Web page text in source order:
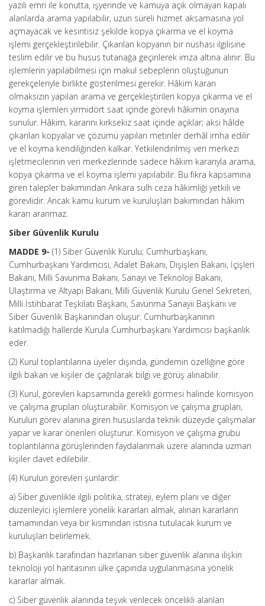
yazılı emri ile konutta, işyerinde ve kamuya açık olmayan kapalı
alanlarda arama yapılabilir, uzun süreli hizmet aksamasına yol
açmayacak ve kesintisiz şekilde kopya çıkarma ve el koyma
işlemi gerçekleştirilebilir. Çıkarılan kopyanın bir nüshası ilgilisine
teslim edilir ve bu husus tutanağa geçirilerek imza altına alınır. Bu
işlemlerin yapılabilmesi için makul sebeplerin oluştuğunun
gerekçeleriyle birlikte gösterilmesi gerekir. Hâkim kararı
olmaksızın yapılan arama ve gerçekleştirilen kopya çıkarma ve el
koyma işlemleri yirmidört saat içinde görevli hâkimin onayına
sunulur. Hâkim, kararını kırksekiz saat içinde açıklar; aksi hâlde
çıkarılan kopyalar ve çözümü yapılan metinler derhâl imha edilir
ve el koyma kendiliğinden kalkar. Yetkilendirilmiş veri merkezi
işletmecilerinin veri merkezlerinde sadece hâkim kararıyla arama,
kopya çıkarma ve el koyma işlemi yapılabilir. Bu fıkra kapsamına
giren talepler bakımından Ankara sulh ceza hâkimliği yetkili ve
görevlidir. Ancak kamu kurum ve kuruluşları bakımından hâkim
kararı aranmaz.
Siber Güvenlik Kurulu
MADDE 9- (1) Siber Güvenlik Kurulu; Cumhurbaşkanı,
Cumhurbaşkanı Yardımcısı, Adalet Bakanı, Dışişleri Bakanı, İçişleri
Bakanı, Milli Savunma Bakanı, Sanayi ve Teknoloji Bakanı,
Ulaştırma ve Altyapı Bakanı, Milli Güvenlik Kurulu Genel Sekreteri,
Milli İstihbarat Teşkilatı Başkanı, Savunma Sanayii Başkanı ve
Siber Güvenlik Başkanından oluşur. Cumhurbaşkanının
katılmadığı hallerde Kurula Cumhurbaşkanı Yardımcısı başkanlık
eder.
(2) Kurul toplantılarına üyeler dışında, gündemin özelliğine göre
ilgili bakan ve kişiler de çağrılarak bilgi ve görüş alınabilir.
(3) Kurul, görevleri kapsamında gerekli görmesi halinde komisyon
ve çalışma grupları oluşturabilir. Komisyon ve çalışma grupları,
Kurulun görev alanına giren hususlarda teknik düzeyde çalışmalar
yapar ve karar önerileri oluşturur. Komisyon ve çalışma grubu
toplantılarına görüşlerinden faydalanmak üzere alanında uzman
kişiler davet edilebilir.
(4) Kurulun görevleri şunlardır:
a) Siber güvenlikle ilgili politika, strateji, eylem planı ve diğer
düzenleyici işlemlere yönelik kararları almak, alınan kararların
tamamından veya bir kısmından istisna tutulacak kurum ve
kuruluşları belirlemek.
b) Başkanlık tarafından hazırlanan siber güvenlik alanına ilişkin
teknoloji yol haritasının ülke çapında uygulanmasına yönelik
kararlar almak.
c) Siber güvenlik alanında teşvik verilecek öncelikli alanları